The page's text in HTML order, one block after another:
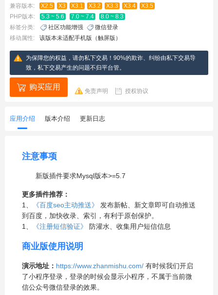
兼容版本:
X2.5 X3 X3.1 X3.2 X3.3 X3.4
X3.5
PHP版本:
5.3 ~ 5.6 7.0 ~ 7.4
8.0 ~ 8.3
标签分类:
社区功能增强
微信登录
移动属性:
该版本未适配手机版（触屏版）
为保障您的权益，请勿私下交易！90%的欺诈、纠纷由私下交易导
致，私下交易产生的问题不归平台管。
购买应用 免责声明 授权协议
应用介绍 版本介绍 更新日志
注意事项
新版插件要求Mysql版本>=5.7
更多插件推荐：
1、
《百度seo主动推送》
发布新帖、新文章即可自动推送
到百度，加快收录、索引，有利于原创保护。
1、
《注册短信验证》 防灌水、收集用户短信信息
商业版使用说明
演示地址： https://www.zhanmishu.com/ 有时候我们开启
了小程序登录，登录的时候会显示小程序，不属于当前微
信公众号微信登录的效果。